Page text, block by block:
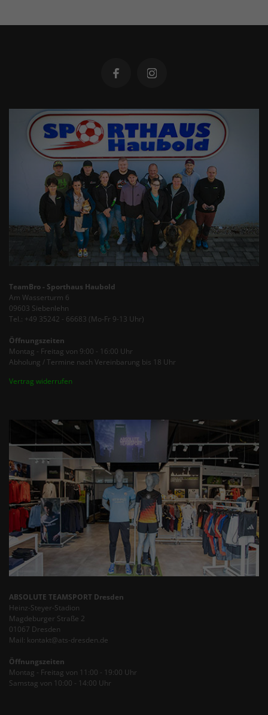
TeamBro - Sporthaus Haubold
Am Wasserturm 6
09603 Siebenlehn
Tel.: +49 35242 - 66683 (Mo-Fr 9-13 Uhr)
Öffnungszeiten
Montag - Freitag von 9:00 - 16:00 Uhr
Abholung / Termine nach Vereinbarung bis 18 Uhr
Vertrag widerrufen
ABSOLUTE TEAMSPORT Dresden
Heinz-Steyer-Stadion
Magdeburger Straße 2
01067 Dresden
Mail: kontakt@ats-dresden.de
Öffnungszeiten
Montag - Freitag von 11:00 - 19:00 Uhr
Samstag von 10:00 - 14:00 Uhr